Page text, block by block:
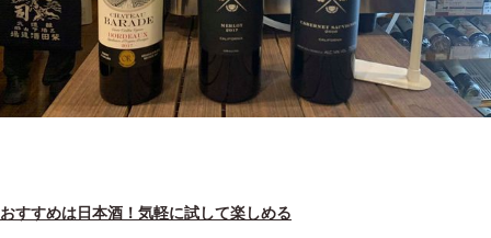
おすすめは日本酒！気軽に試して楽しめる